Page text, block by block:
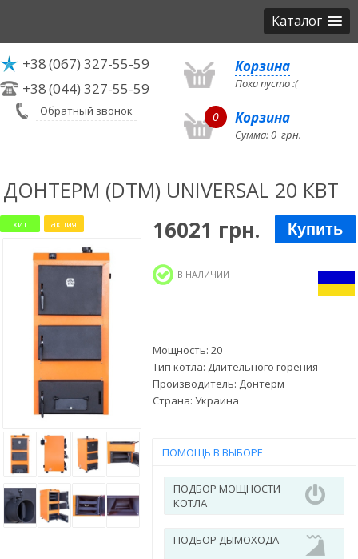
Каталог
+38(067) 327-55-59
+38(044) 327-55-59
Обратный звонок
Корзина
Пока пусто :(
0 Корзина
Сумма:0 грн.
ДОНТЕРМ (DTM) UNIVERSAL 20 КВТ
хит акция 16021 грн. Купить
В НАЛИЧИИ
Мощность: 20
Тип котла: Длительного горения
Производитель: Донтерм
Страна: Украина
ПОМОЩЬ В ВЫБОРЕ
ПОДБОР МОЩНОСТИ
КОТЛА
ПОДБОР ДЫМОХОДА